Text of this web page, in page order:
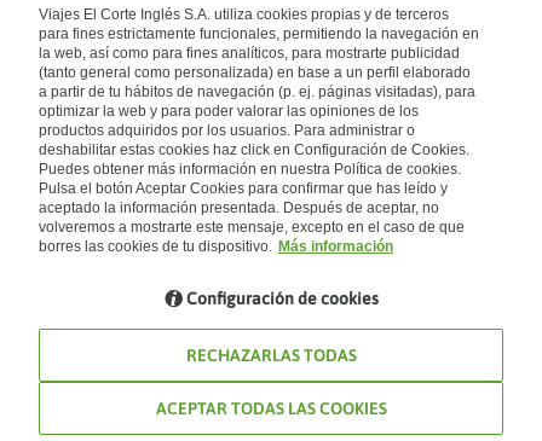
Quiénes somos
Financiación
Sostenibilidad
Turismo accesible
Tarjeta El Corte Inglés
Trabaja con nosotros
El Corte Inglés
Canal Ético
Enlaces de interés
Guías de viaje
Catálogos
Auto check-in
Condiciones Generales
Política de privacidad
Política de cookies
Accesibilidad
Empresas/ Grupos
Internacional
España
Visita nuestro blog
Blog de Viajes el Corte inglés
Viajes El Corte Inglés S.A. utiliza cookies propias y de terceros
para fines estrictamente funcionales, permitiendo la navegación en
la web, así como para fines analíticos, para mostrarte publicidad
(tanto general como personalizada) en base a un perfil elaborado
a partir de tu hábitos de navegación (p. ej. páginas visitadas), para
optimizar la web y para poder valorar las opiniones de los
productos adquiridos por los usuarios. Para administrar o
deshabilitar estas cookies haz click en Configuración de Cookies.
Puedes obtener más información en nuestra Política de cookies.
Pulsa el botón Aceptar Cookies para confirmar que has leído y
aceptado la información presentada. Después de aceptar, no
volveremos a mostrarte este mensaje, excepto en el caso de que
borres las cookies de tu dispositivo. Más información
Configuración de cookies
RECHAZARLAS TODAS
ACEPTAR TODAS LAS COOKIES